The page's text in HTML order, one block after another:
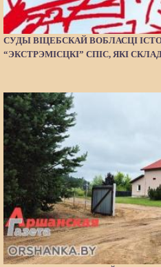
СУДЫ ВІЦЕБСКАЙ ВОБЛАСЦІ
“ЭКСТРЭМІСЦКІ” СПІС, ЯКІ